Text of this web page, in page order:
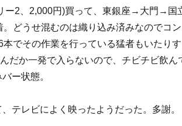
ー2、2,000円)買って、東銀座→大門→国
どうせ混むのは織り込み済みなのでコン
でその作業を行っている猛者もいたりす
だか一発で入らないので、チビチビ飲ん
ー状態。
テレビによく映ったようだった。多謝。